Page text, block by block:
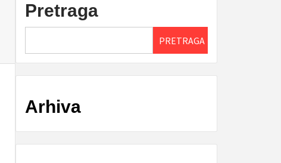
Pretraga
PRETRAGA
Arhiva